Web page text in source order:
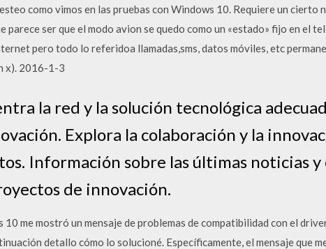
como vimos en las pruebas con Windows 10. Requiere un cierto
parece ser que el modo avion se quedo como un «estado» fijo en el
pero todo lo referidoa llamadas,sms, datos móviles, etc
x). 2016-1-3
la red y la solución tecnológica
Explora la colaboración y la
Información sobre las últimas noticias
de innovación.
me mostró un mensaje de problemas de compatibilidad con el
detallo cómo lo solucioné. Específicamente, el mensaje que